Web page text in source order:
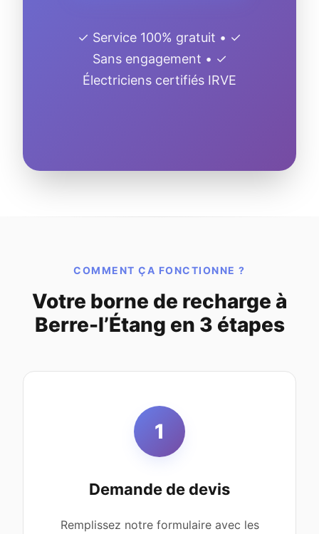
✓ Service 100% gratuit • ✓
Sans engagement • ✓
Électriciens certifiés IRVE
COMMENT ÇA FONCTIONNE ?
Votre borne de recharge à
Berre-l’Étang en 3 étapes
1
Demande de devis
Remplissez notre formulaire avec les